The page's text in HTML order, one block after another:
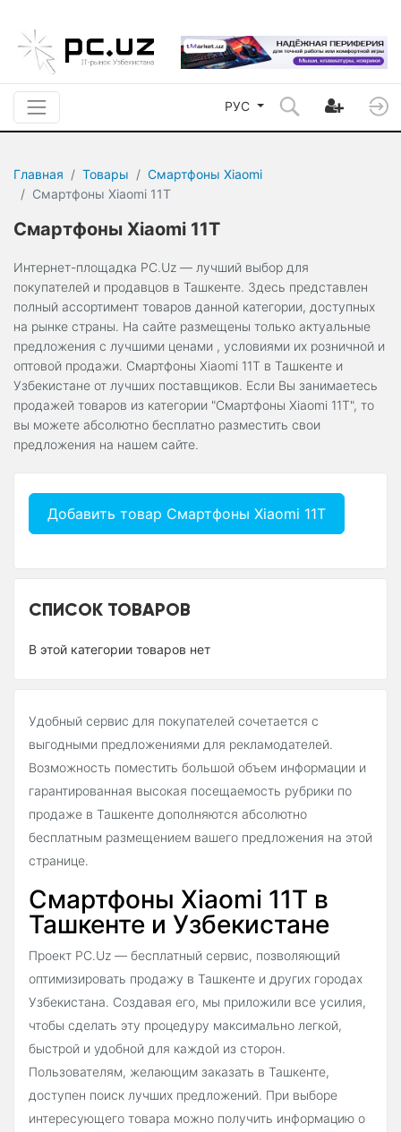
РУС
Главная Товары
Смартфоны Xiaomi
Смартфоны Xiaomi 11T
Смартфоны Xiaomi 11T
Интернет-площадка PC.Uz — лучший выбор для
покупателей и продавцов в Ташкенте. Здесь представлен
полный ассортимент товаров данной категории, доступных
на рынке страны. На сайте размещены только актуальные
предложения с лучшими ценами , условиями их розничной и
оптовой продажи. Смартфоны Xiaomi 11T в Ташкенте и
Узбекистане от лучших поставщиков. Если Вы занимаетесь
продажей товаров из категории "Смартфоны Xiaomi 11T", то
вы можете абсолютно бесплатно разместить свои
предложения на нашем сайте.
Добавить товар Смартфоны Xiaomi 11T
СПИСОК ТОВАРОВ
В этой категории товаров нет
Удобный сервис для покупателей сочетается с
выгодными предложениями для рекламодателей.
Возможность поместить большой объем информации и
гарантированная высокая посещаемость рубрики по
продаже в Ташкенте дополняются абсолютно
бесплатным размещением вашего предложения на этой
странице.
Смартфоны Xiaomi 11T в
Ташкенте и Узбекистане
Проект PC.Uz — бесплатный сервис, позволяющий
оптимизировать продажу в Ташкенте и других городах
Узбекистана. Создавая его, мы приложили все усилия,
чтобы сделать эту процедуру максимально легкой,
быстрой и удобной для каждой из сторон.
Пользователям, желающим заказать в Ташкенте,
доступен поиск лучших предложений. При выборе
интересующего товара можно получить информацию о